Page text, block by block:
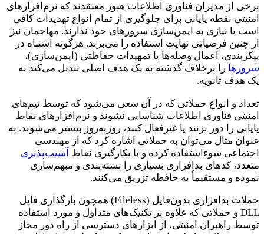
برخی از مدیران فناوری اطلاعات هنوز معتقدند که نرم‌افزارهای
امنیتی نقطه پایانی برای جلوگیری از تمام انواع تهدیدات کافی
است یا نیازی به ایمن‌سازی سرورهای خود ندارند. مهاجمان نیز
از چنین فرضیاتی نهایت استفاده را می‌برند. هرگونه اشتباه در
پیکربندی، اعمال وصله‌ها یا تمهیدات حفاظتی (ایمن‌سازی)،
سرورها را برخلاف گذشته به یک هدف اصلی تبدیل می‌کند نه
یک هدف ثانویه.
تعداد و انواع حملاتی که در آن سعی می‌شود که توسط تیم‌های
امنیتی فناوری اطلاعات شناسایی نشوند و نرم‌افزارهای نقاط
پایانی را دور بزنند یا غیرفعال کنند، روز‌به‌روز بیشتر می‌شوند. به
عنوان مثال می‌توان به حملاتی اشاره کرد که از مهندسی
اجتماعی سوء‌استفاده کرده و با بکارگیری نقاط آسیب‌پذیری
متعدد، کدهای بدافزاری بسیاری را بسته‌بندی و مبهم‌سازی
نموده و مستقیماً به حافظه تزریق می‌کنند.
حملات بدافزاری بدون‌فایل (Fileless) همچون بارگذاری فایل
DLL و حملاتی که علاوه بر تکنیک‌های متداول و مورد استفاده
توسط راهبران امنیتی، از ابزارهای دسترسی از راه دور مجاز